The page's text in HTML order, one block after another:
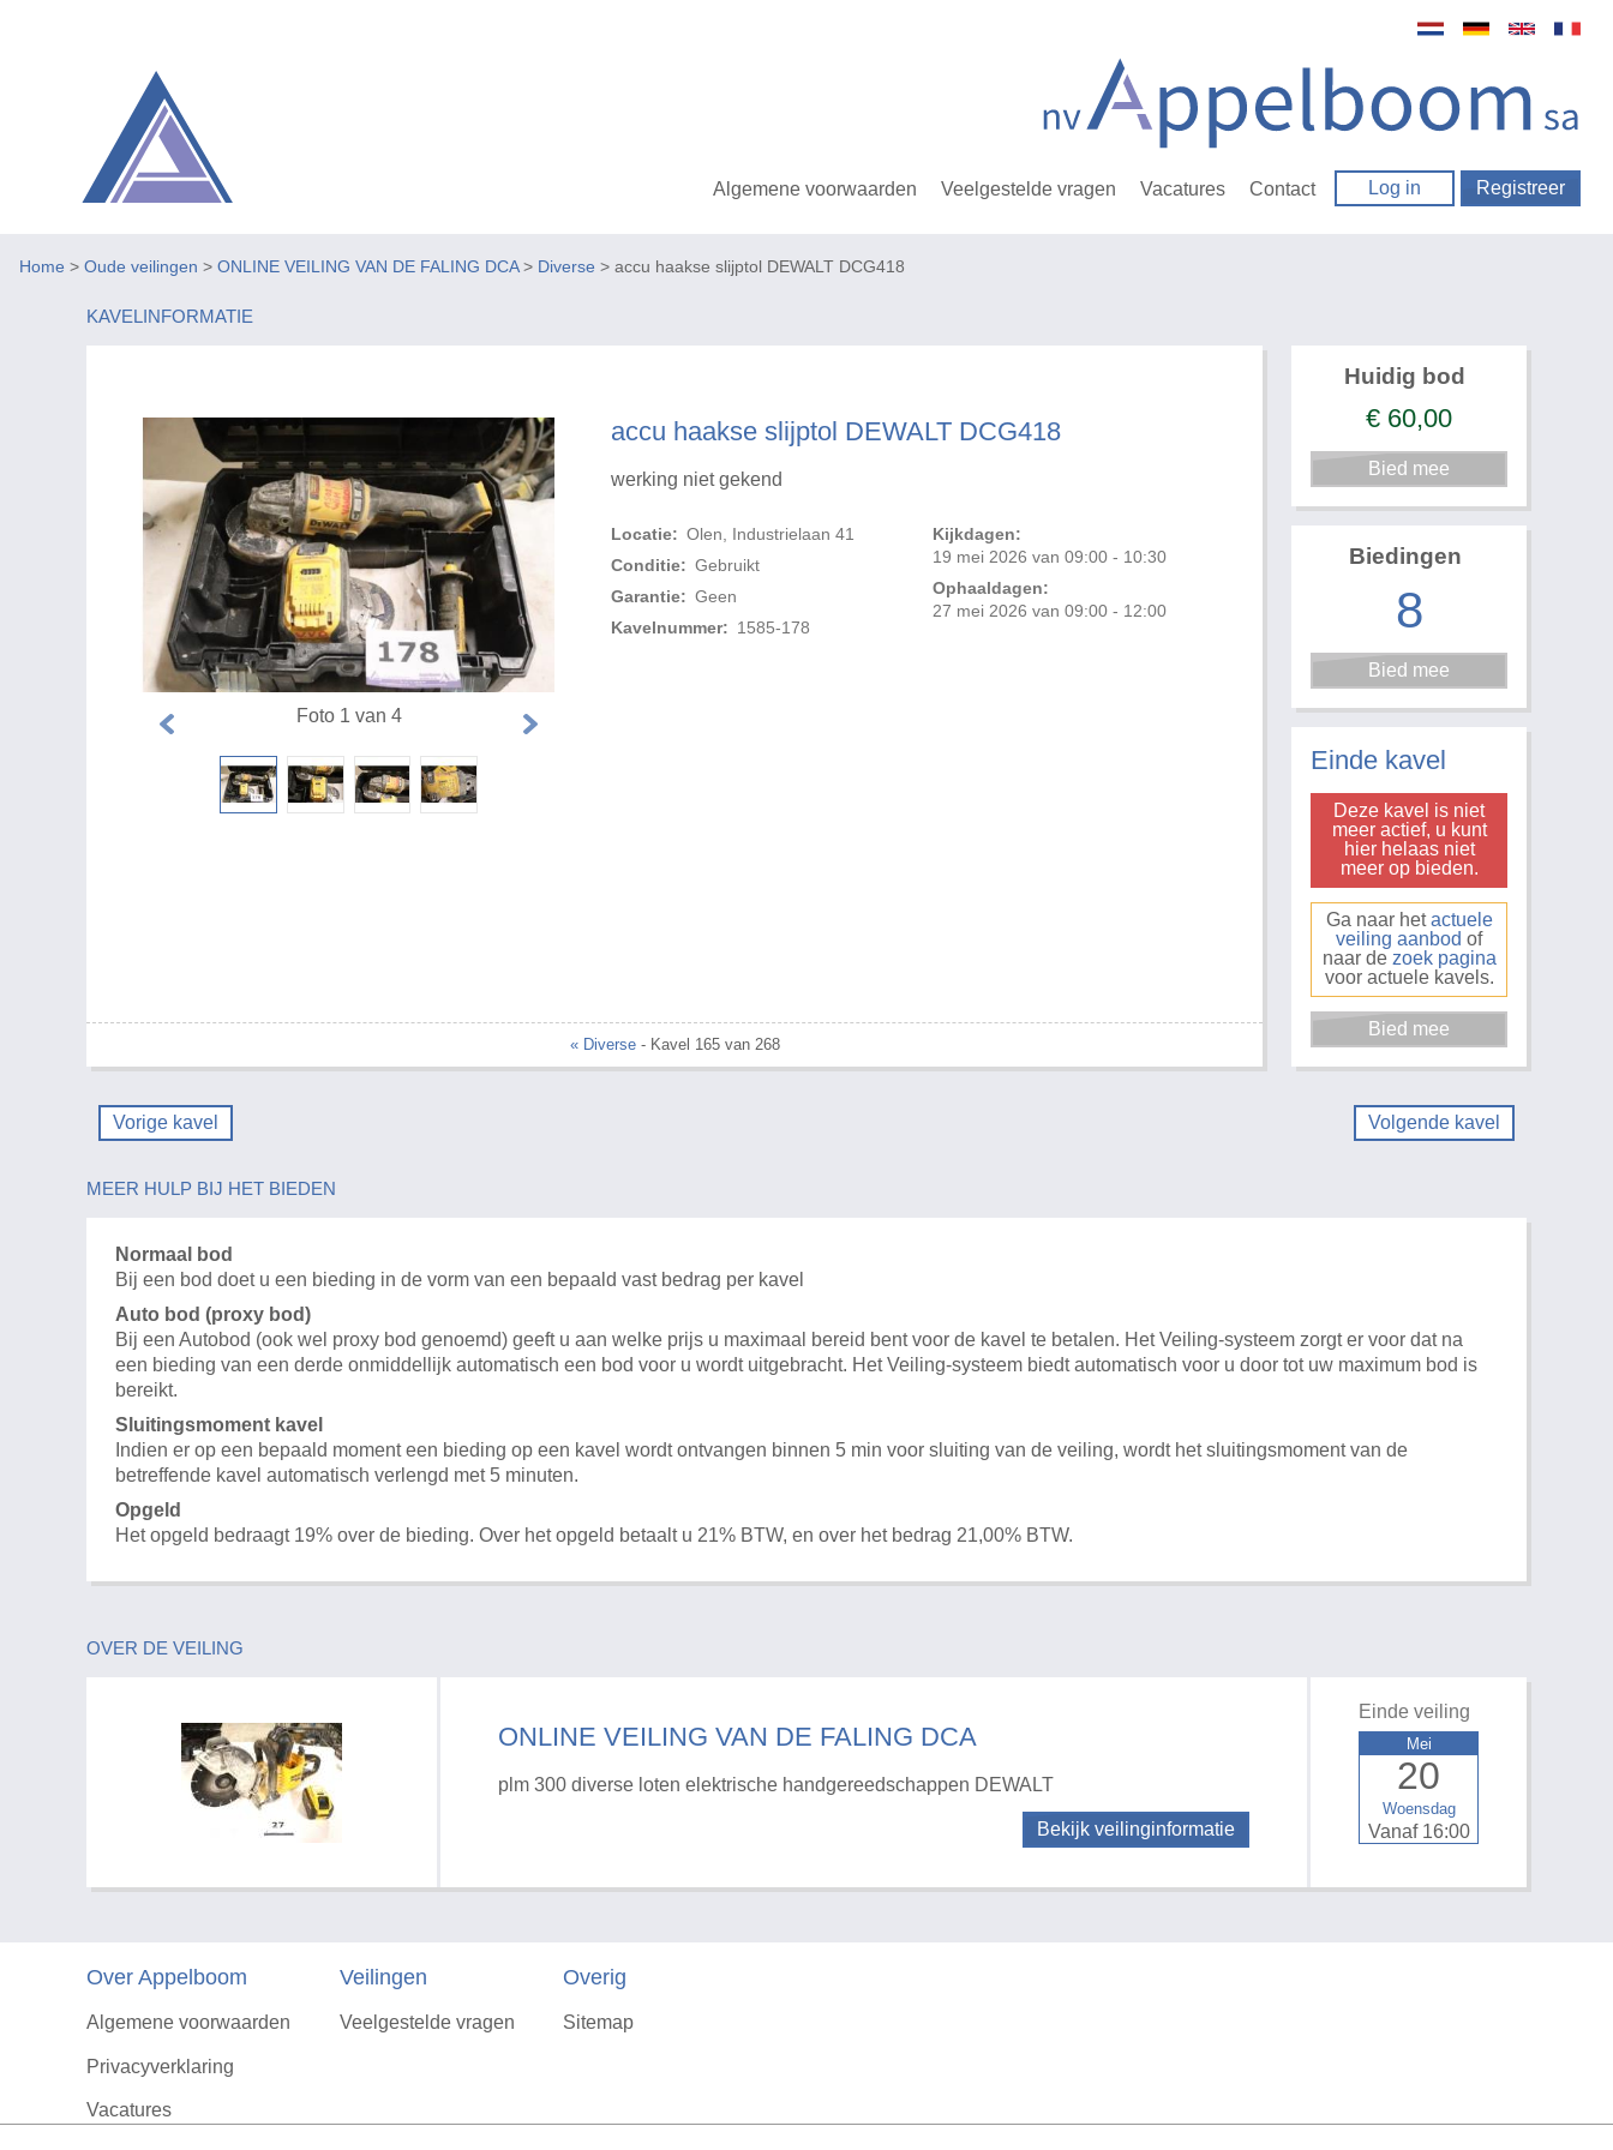
Algemene voorwaarden Veelgestelde vragen Vacatures Contact Log in Registreer
Home > Oude veilingen > ONLINE VEILING VAN DE FALING DCA> Diverse > accu haakse slijptol DEWALT DCG418
KAVELINFORMATIE
accu haakse slijptol DEWALT DCG418
werking niet gekend
Locatie: Olen, Industrielaan 41
Conditie: Gebruikt
Garantie: Geen
Kavelnummer: 1585-178
Kijkdagen:
19 mei 2026 van 09:00 - 10:30
Ophaaldagen:
27 mei 2026 van 09:00 - 12:00
Foto 1 van 4
« Diverse- Kavel 165 van 268
Huidig bod
€ 60,00
Biedingen
8
Einde kavel
Deze kavel is niet
meer actief, u kunt
hier helaas niet
meer op bieden.
Ga naar hetactuele
veiling aanbod of
naar de zoek pagina
voor actuele kavels.
Vorige kavel Volgende kavel
MEER HULP BIJ HET BIEDEN
Normaal bod
Bij een bod doet u een bieding in de vorm van een bepaald vast bedrag per kavel
Auto bod (proxy bod)
Bij een Autobod (ook wel proxy bod genoemd) geeft u aan welke prijs u maximaal bereid bent voor de kavel te betalen. Het Veiling-systeem zorgt er voor dat na
een bieding van een derde onmiddellijk automatisch een bod voor u wordt uitgebracht. Het Veiling-systeem biedt automatisch voor u door tot uw maximum bod is
bereikt.
Sluitingsmoment kavel
Indien er op een bepaald moment een bieding op een kavel wordt ontvangen binnen 5 min voor sluiting van de veiling, wordt het sluitingsmoment van de
betreffende kavel automatisch verlengd met 5 minuten.
Opgeld
Het opgeld bedraagt 19% over de bieding. Over het opgeld betaalt u 21% BTW, en over het bedrag 21,00% BTW.
OVER DE VEILING
ONLINE VEILING VAN DE FALING DCA
plm 300 diverse loten elektrische handgereedschappen DEWALT
Bekijk veilinginformatie
Einde veiling
Woensdag
20
Mei
Vanaf 16:00
Over Appelboom
Algemene voorwaarden
Privacyverklaring
Vacatures
Veilingen
Veelgestelde vragen
Overig
Sitemap